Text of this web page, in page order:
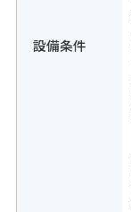
設備条件